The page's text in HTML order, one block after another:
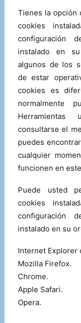
Tienes la opción
cookies
configuración
instalado en
algunos de los
de estar
cookies es
normalmente
Herramientas
consultarse el
puedes
cualquier
funcionen en
Puede usted
cookies
configuración
instalado en su
Internet Explorer
Mozilla Firefox.
Chrome.
Apple Safari.
Opera.